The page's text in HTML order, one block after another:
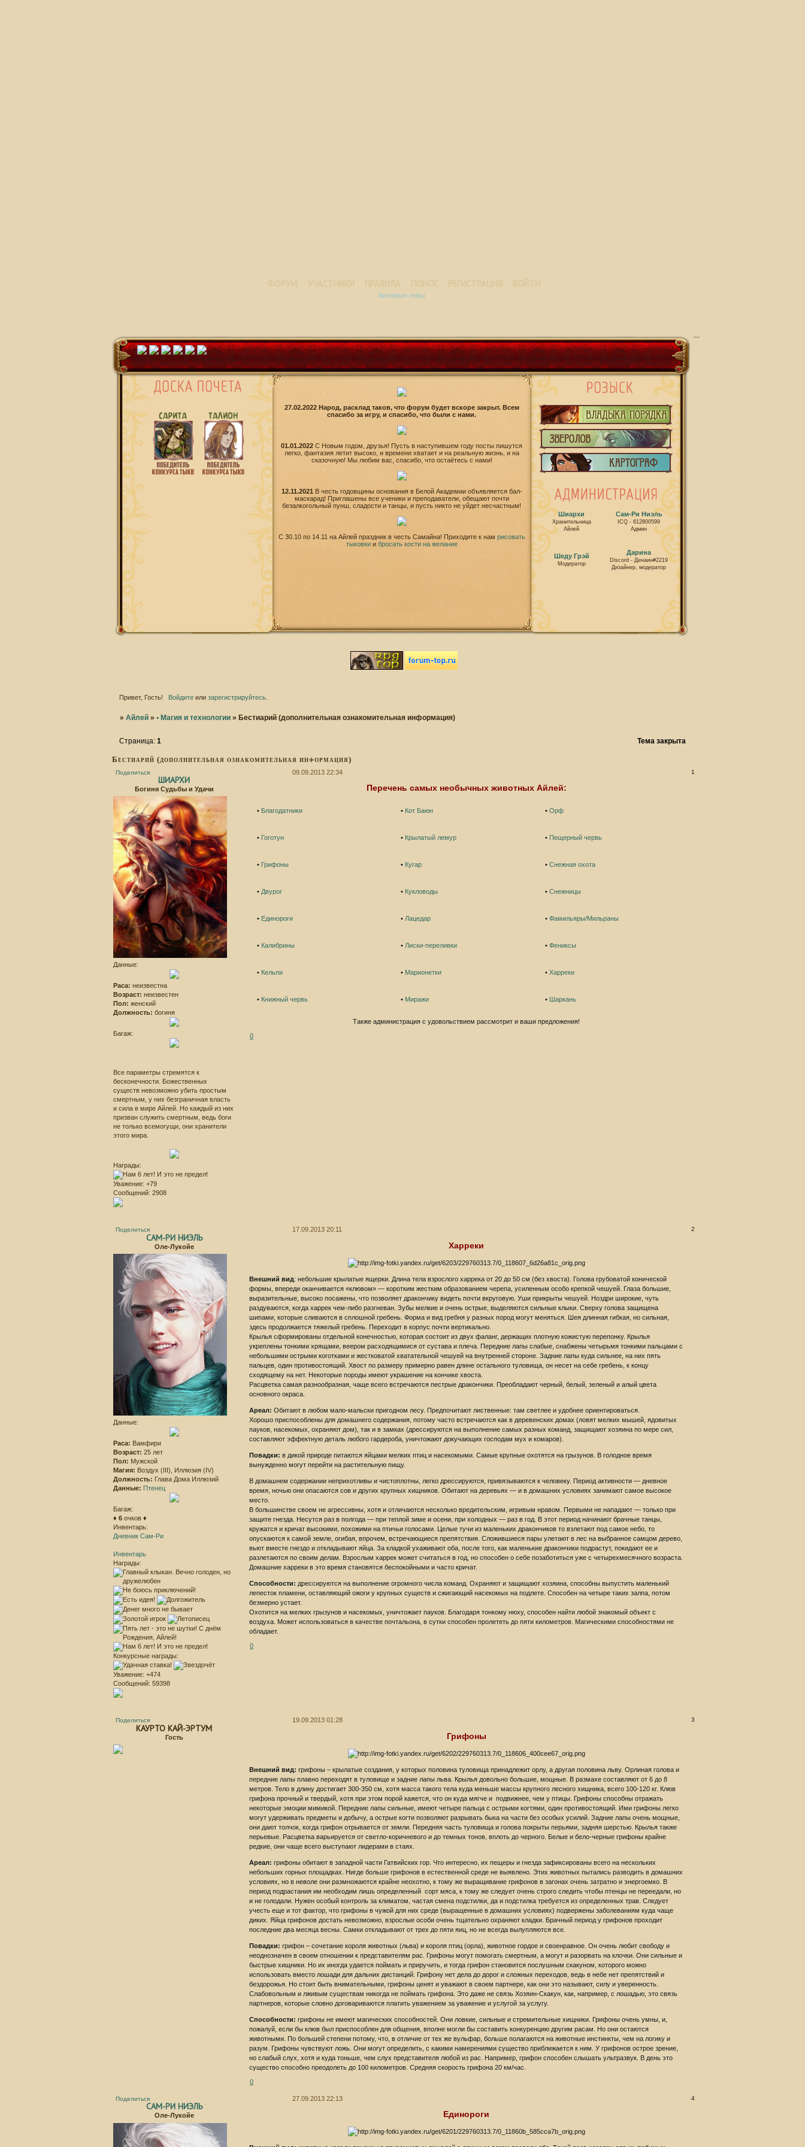
Активные темы
27.02.2022 Народ, расклад таков, что форум будет вскоре закрыт. Всем
спасибо за игру, и спасибо, что были с нами.
01.01.2022 С Новым годом, друзья! Пусть в наступившем году посты пишутся
легко, фантазия летит высоко, и времени хватает и на реальную жизнь, и на
сказочную! Мы любим вас, спасибо, что остаётесь с нами!
12.11.2021
В честь годовщины основания в Белой Академии объявляется бал-
маскарад! Приглашены все ученики и преподаватели, обещают почти
безалкогольный пунш, сладости и танцы, и пусть никто не уйдет несчастным!
С 30.10 по 14.11 на Айлей праздник в честь Самайна! Приходите к нам рисовать
тыковкии бросать кости на желание
Шиархи
Хранительница
Айлей
Сам-Ри Ниэль
ICQ - 612800599
Админ
Шеду Грэй
Модератор
Дарина
Discord - Денаин#2219
Дизайнер, модератор
Привет, Гость! Войдитеили зарегистрируйтесь.
»Айлей »• Магия и технологии » Бестиарий (дополнительная ознакомительная информация)
Бестиарий (дополнительная ознакомительная информация)
Страница:1 Тема закрыта
Поделиться 1
09.09.2013 22:34
ШИАРХИ
Богиня Судьбы и Удачи
Данные:
Раса: неизвестна
Возраст: неизвестен
Пол: женский
Должность: богиня
Багаж:
Все параметры стремятся к
бесконечности. Божественных
существ невозможно убить простым
смертным, у них безграничная власть
и сила в мире Айлей. Но каждый из них
призван служить смертным, ведь боги
не только всемогущи, они хранители
этого мира.
Награды:
Уважение: +79
Сообщений: 2908
Перечень самых необычных животных Айлей:
• Благодатники • Кот Баюн •Орф
• Гоготун • Крылатый лемур • Пещерный червь
• Грифоны • Кугар •Снежная охота
• Двурог • Кукловоды •Снежницы
• Единороги • Лацедар •Фамильяры/Мильраны
• Калибрины • Лиски-переливки •Фениксы
• Кельпи • Марионетки •Харреки
• Книжный червь • Миражи • Шаркань
Также администрация с удовольствием рассмотрит и ваши предложения!
0
Поделиться 2
17.09.2013 20:11
САМ-РИ НИЭЛЬ
Оле-Лукойе
Данные:
Раса: Вамфири
Возраст: 25 лет
Пол: Мужской
Магия: Воздух (III), Иллюзия (IV)
Должность: Глава Дома Иллюзий
Данные: Птенец
Багаж:
♦ 6 очков ♦
Инвентарь:
Дневник Сам-Ри
Инвентарь
Награды:
Конкурсные награды:
Уважение: +474
Сообщений: 59398
Харреки
Внешний вид: небольшие крылатые ящерки. Длина тела взрослого харрека от 20 до 50 см (без хвоста). Голова грубоватой конической
формы, впереди оканчивается «клювом» — коротким жестким образованием черепа, усиленным особо крепкой чешуей. Глаза большие,
выразительные, высоко посажены, что позволяет дракончику видеть почти вкруговую. Уши прикрыты чешуей. Ноздри широкие, чуть
раздуваются, когда харрек чем-либо разгневан. Зубы мелкие и очень острые, выделяются сильные клыки. Сверху голова защищена
шипами, которые сливаются в сплошной гребень. Форма и вид гребня у разных пород могут меняться. Шея длинная гибкая, но сильная,
здесь продолжается тяжелый гребень. Переходит в корпус почти вертикально.
Крылья сформированы отдельной конечностью, которая состоит из двух фаланг, держащих плотную кожистую перепонку. Крылья
укреплены тонкими хрящами, веером расходящимися от сустава и плеча. Передние лапы слабые, снабжены четырьмя тонкими пальцами с
небольшими острыми коготками и жестковатой хватательной чешуей на внутренней стороне. Задние лапы куда сильнее, на них пять
пальцев, один противостоящий. Хвост по размеру примерно равен длине остального туловища, он несет на себе гребень, к концу
сходящему на нет. Некоторые породы имеют украшение на кончике хвоста.
Расцветка самая разнообразная, чаще всего встречаются пестрые дракончики. Преобладают черный, белый, зеленый и алый цвета
основного окраса.
Ареал:Обитают в любом мало-мальски пригодном лесу. Предпочитают лиственные: там светлее и удобнее ориентироваться.
Хорошо приспособлены для домашнего содержания, потому часто встречаются как в деревенских домах (ловят мелких мышей, ядовитых
пауков, насекомых, охраняют дом), так и в замках (дрессируются на выполнение самых разных команд, защищают хозяина по мере сил,
составляют эффектную деталь любого гардероба, уничтожают докучающих господам мух и комаров).
Повадки: в дикой природе питаются яйцами мелких птиц и насекомыми. Самые крупные охотятся на грызунов. В голодное время
вынужденно могут перейти на растительную пищу.
В домашнем содержании неприхотливы и чистоплотны, легко дрессируются, привязываются к человеку. Период активности — дневное
время, ночью они опасаются сов и других крупных хищников. Обитают на деревьях — и в домашних условиях занимают самое высокое
место.
В большинстве своем не агрессивны, хотя и отличаются несколько вредительским, игривым нравом. Первыми не нападают — только при
защите гнезда. Несутся раз в полгода — при теплой зиме и осени, при холодных — раз в год. В этот период начинают брачные танцы,
кружатся и кричат высокими, похожими на птичьи голосами. Целые тучи из маленьких дракончиков то взлетают под самое небо, то
опускаются к самой земле, огибая, впрочем, встречающиеся препятствия. Сложившиеся пары улетают в лес на выбранное самцом дерево,
вьют вместе гнездо и откладывают яйца. За кладкой ухаживают оба, после того, как маленькие дракончики подрастут, покидают ее и
разлетаются по своим делам. Взрослым харрек может считаться в год, но способен о себе позаботиться уже с четырехмесячного возраста.
Домашние харреки в это время становятся беспокойными и часто кричат.
Способности: дрессируются на выполнение огромного числа команд. Охраняют и защищают хозяина, способны выпустить маленький
лепесток пламени, оставляющий ожоги у крупных существ и сжигающий насекомых на подлете. Способен на четыре таких залпа, потом
безмерно устает.
Охотится на мелких грызунов и насекомых, уничтожает пауков. Благодаря тонкому нюху, способен найти любой знакомый объект с
воздуха. Может использоваться в качестве почтальона, в сутки способен пролететь до пяти километров. Магическими способностями не
обладает.
0
Поделиться 3
19.09.2013 01:28
КАУРТО КАЙ-ЭРТУМ
Гость Грифоны
Внешний вид: грифоны – крылатые создания, у которых половина туловища принадлежит орлу, а другая половина льву. Орлиная голова и
передние лапы плавно переходят в туловище и задние лапы льва. Крылья довольно большие, мощные. В размахе составляют от 6 до 8
метров. Тело в длину достигает 300-350 см, хотя масса такого тела куда меньше массы крупного лесного хищника, всего 100-120 кг. Клюв
грифона прочный и твердый, хотя при этом порой кажется, что он куда мягче и подвижнее, чем у птицы. Грифоны способны отражать
некоторые эмоции мимикой. Передние лапы сильные, имеют четыре пальца с острыми когтями, один противостоящий. Ими грифоны легко
могут удерживать предметы и добычу, а острые когти позволяют разрывать быка на части без особых усилий. Задние лапы очень мощные,
они дают толчок, когда грифон отрывается от земли. Передняя часть туловища и голова покрыты перьями, задняя шерстью. Крылья также
перьевые. Расцветка варьируется от светло-коричневого и до темных тонов, вплоть до черного. Белые и бело-черные грифоны крайне
редкие, они чаще всего выступают лидерами в стаях.
Ареал: грифоны обитают в западной части Гатвийских гор. Что интересно, их пещеры и гнезда зафиксированы всего на нескольких
небольших горных площадках. Нигде больше грифонов в естественной среде не выявлено. Этих животных пытались разводить в домашних
условиях, но в неволе они размножаются крайне неохотно, к тому же выращивание грифонов в загонах очень затратно и энергоемко. В
период подрастания им необходим лишь определенный сорт мяса, к тому же следует очень строго следить чтобы птенцы не переедали, но
и не голодали. Нужен особый контроль за климатом, частая смена подстилки, да и подстилка требуется из определенных трав. Следует
учесть еще и тот фактор, что грифоны в чужой для них среде (выращенные в домашних условиях) подвержены заболеваниям куда чаще
диких. Яйца грифонов достать невозможно, взрослые особи очень тщательно охраняют кладки. Брачный период у грифонов проходит
последние два месяца весны. Самки откладывают от трех до пяти яиц, но не всегда вылупляются все.
Повадки: грифон – сочетание короля животных (льва) и короля птиц (орла), животное гордое и своенравное. Он очень любит свободу и
неоднозначен в своем отношении к представителям рас. Грифоны могут помогать смертным, а могут и разорвать на клочки. Они сильные и
быстрые хищники. Но их иногда удается поймать и приручить, и тогда грифон становится послушным скакуном, которого можно
использовать вместо лошади для дальних дистанций. Грифону нет дела до дорог и сложных переходов, ведь в небе нет препятствий и
бездорожья. Но стоит быть внимательными, грифоны ценят и уважают в своем партнере, как они это называют, силу и уверенность.
Слабовольным и лживым существам никогда не поймать грифона. Это даже не связь Хозяин-Скакун, как, например, с лошадью, это связь
партнеров, которые словно договариваются платить уважением за уважение и услугой за услугу.
Способности: грифоны не имеют магических способностей. Они ловкие, сильные и стремительные хищники. Грифоны очень умны, и,
пожалуй, если бы клюв был приспособлен для общения, вполне могли бы составить конкуренцию другим расам. Но они остаются
животными. По большей степени потому, что, в отличие от тех же вульфар, больше полагаются на животные инстинкты, чем на логику и
разум. Грифоны чувствуют ложь. Они могут определить, с какими намерениями существо приближается к ним. У грифонов острое зрение,
но слабый слух, хотя и куда тоньше, чем слух представителя любой из рас. Например, грифон способен слышать ультразвук. В день это
существо способно преодолеть до 100 километров. Средняя скорость грифона 20 км/час.
0
Поделиться 4
27.09.2013 22:13
САМ-РИ НИЭЛЬ
Оле-Лукойе Единороги